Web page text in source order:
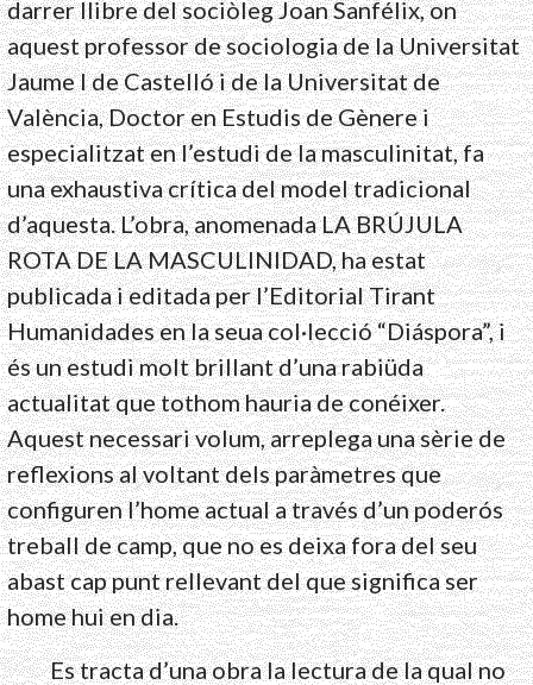
darrer llibre del sociòleg Joan Sanfélix, on
aquest professor de sociologia de la Universitat
Jaume I de Castelló i de la Universitat de
València, Doctor en Estudis de Gènere i
especialitzat en l’estudi de la masculinitat, fa
una exhaustiva crítica del model tradicional
d’aquesta. L’obra, anomenada LA BRÚJULA
ROTA DE LA MASCULINIDAD, ha estat
publicada i editada per l’Editorial Tirant
Humanidades en la seua col·lecció “Diáspora”, i
és un estudi molt brillant d’una rabiüda
actualitat que tothom hauria de conéixer.
Aquest necessari volum, arreplega una sèrie de
reflexions al voltant dels paràmetres que
configuren l’home actual a través d’un poderós
treball de camp, que no es deixa fora del seu
abast cap punt rellevant del que significa ser
home hui en dia.
Es tracta d’una obra la lectura de la qual no